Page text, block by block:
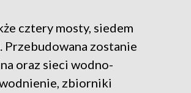
cztery mosty, siedem
Przebudowana zostanie
oraz sieci wodno-
zbiorniki